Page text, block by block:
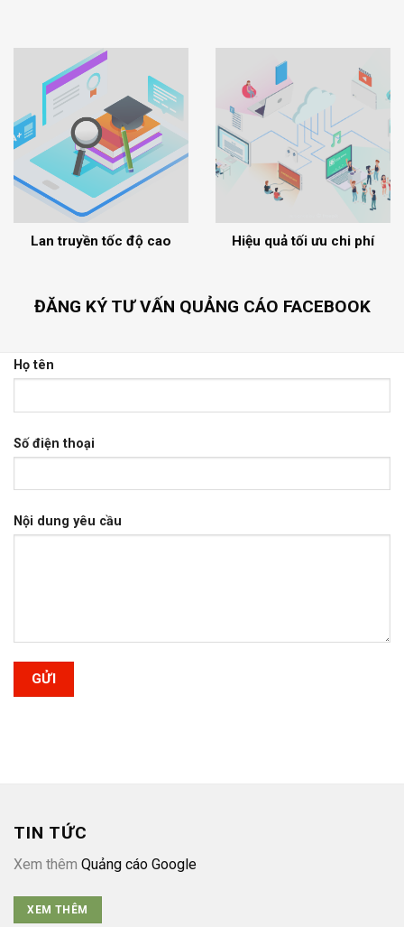
Lan truyền tốc độ cao Hiệu quả tối ưu chi phí
ĐĂNG KÝ TƯ VẤN QUẢNG CÁO FACEBOOK
Họ tên
Số điện thoại
Nội dung yêu cầu
TIN TỨC
Xem thêm Quảng cáo Google
XEM THÊM